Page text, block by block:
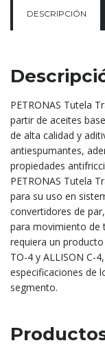
DESCRIPCIÓN
PETRONAS Tutela
partir de aceites
de alta calidad y
antiespumantes,
propiedades
PETRONAS Tutela
para su uso en
convertidores de
para movimiento de
requiera un
TO-4 y ALLISON C-
especificaciones de
segmento.